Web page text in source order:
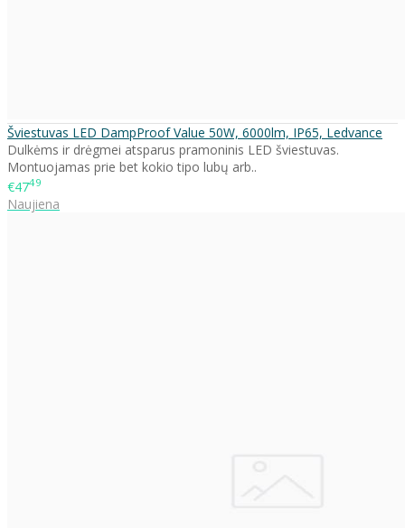
Šviestuvas LED DampProof Value 50W, 6000lm, IP65, Ledvance
Dulkėms ir drėgmei atsparus pramoninis LED šviestuvas.
Montuojamas prie bet kokio tipo lubų arb..
€4749
Naujiena